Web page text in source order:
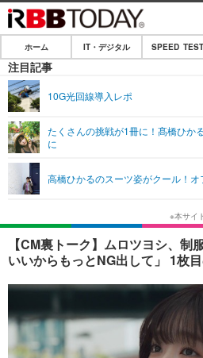
ホーム
IT・デジタル
ショッピング
SPEED TEST
エンタメ
エンタメTOP
音楽
ショッピング
ライフ
ライフTOP
ペット
その他
リリース一覧
プッシュ通知の停止方法
ホーム IT・デジタル SPEED TEST
注目記事
10G光回線導入レポ
たくさんの挑戦が1冊に！髙橋ひか
に
高橋ひかるのスーツ姿がクール！
【CM裏トーク】ムロツヨシ、制
いいからもっとNG出して」 1枚